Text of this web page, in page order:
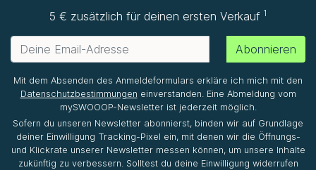
5 € zusätzlich für deinen ersten Verkauf1
Abonnieren
Mit dem Absenden des Anmeldeformulars erkläre ich mich mit den
Datenschutzbestimmungen einverstanden. Eine Abmeldung vom
mySWOOOP-Newsletter ist jederzeit möglich.
Sofern du unseren Newsletter abonnierst, binden wir auf Grundlage
deiner Einwilligung Tracking-Pixel ein, mit denen wir die Öffnungs-
und Klickrate unserer Newsletter messen können, um unsere Inhalte
zukünftig zu verbessern. Solltest du deine Einwilligung widerrufen